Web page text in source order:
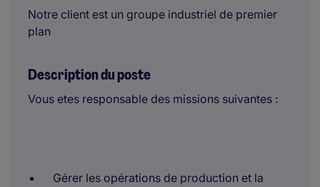
Notre client est un groupe industriel de premier
plan
Description du poste
Vous etes responsable des missions suivantes :
Gérer les opérations de production et la